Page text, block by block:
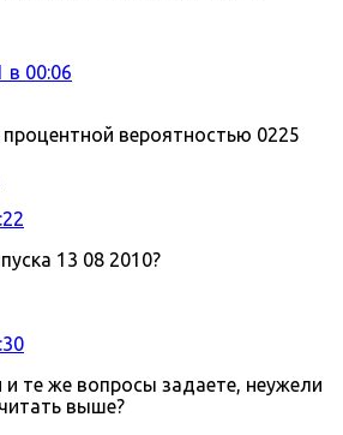
в 00:06
процентной вероятностью 0225
13 08 2010?
те же вопросы задаете, неужели
выше?